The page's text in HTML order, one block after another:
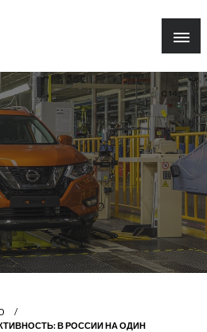
В РОССИИ НА ОДИН